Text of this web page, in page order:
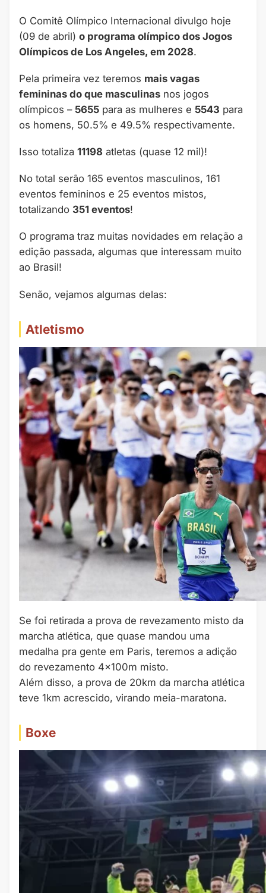
O Comitê Olímpico Internacional divulgo hoje
(09 de abril) o programa olímpico dos Jogos
Olímpicos de Los Angeles, em 2028.
Pela primeira vez teremos mais vagas
femininas do que masculinas nos jogos
olímpicos – 5655 para as mulheres e 5543 para
os homens, 50.5% e 49.5% respectivamente.
Isso totaliza 11198 atletas (quase 12 mil)!
No total serão 165 eventos masculinos, 161
eventos femininos e 25 eventos mistos,
totalizando 351 eventos!
O programa traz muitas novidades em relação a
edição passada, algumas que interessam muito
ao Brasil!
Senão, vejamos algumas delas:
Atletismo
Se foi retirada a prova de revezamento misto da
marcha atlética, que quase mandou uma
medalha pra gente em Paris, teremos a adição
do revezamento 4x100m misto.
Além disso, a prova de 20km da marcha atlética
teve 1km acrescido, virando meia-maratona.
Boxe